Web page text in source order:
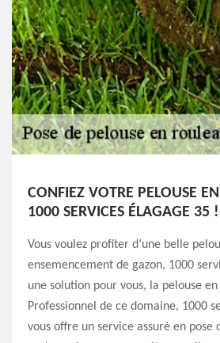
CONFIEZ VOTRE PELOUSE
1000 SERVICES ÉLAGAGE 35 !
Vous voulez profiter d’une belle
ensemencement de gazon, 1000
une solution pour vous, la pelouse
Professionnel de ce domaine, 1000
vous offre un service assuré en pose